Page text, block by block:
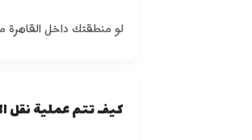
لو منطقتك داخل القاهرة
كيف تتم عملية نقل